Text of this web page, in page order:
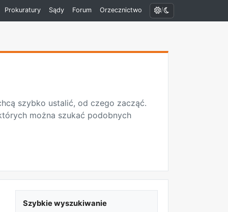
Prokuratury Sądy Forum Orzecznictwo /
szybko ustalić, od czego zacząć.
można szukać podobnych
Szybkie wyszukiwanie